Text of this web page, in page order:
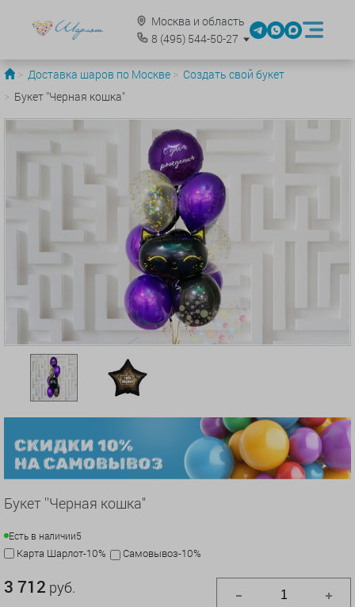
Москва и область
8 (495)544-50-27
Доставка шаров по Москве
Создать свой букет
Букет ''Черная кошка"
Букет ''Черная кошка"
Есть в наличии5
Карта Шарлот-10% Самовывоз-10%
3 712 руб.